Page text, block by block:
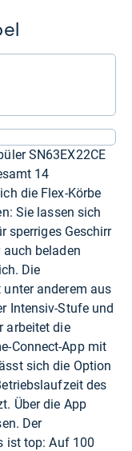
SN63EX22CE
14
die Flex-Körbe
Sie lassen sich
sperriges Geschirr
beladen
Die
anderem aus
Intensiv-Stufe und
arbeitet die
Connect-App mit
sich die Option
des
Über die App
Der
ist top: Auf 100